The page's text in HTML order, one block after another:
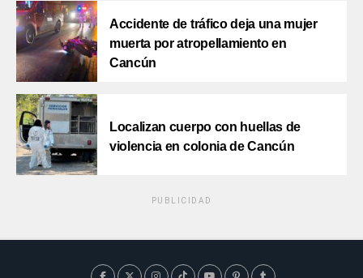
Accidente de tráfico deja una mujer
muerta por atropellamiento en
Cancún
Localizan cuerpo con huellas de
violencia en colonia de Cancún
PUBLICIDAD